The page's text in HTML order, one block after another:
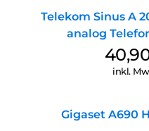
Telekom Sinus A
analog
inkl.
Gigaset A690